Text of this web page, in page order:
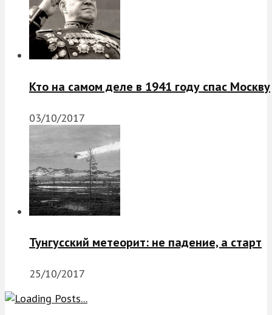
Кто на самом деле в 1941 году спас Москву
03/10/2017
Тунгусский метеорит: не падение, а старт
25/10/2017